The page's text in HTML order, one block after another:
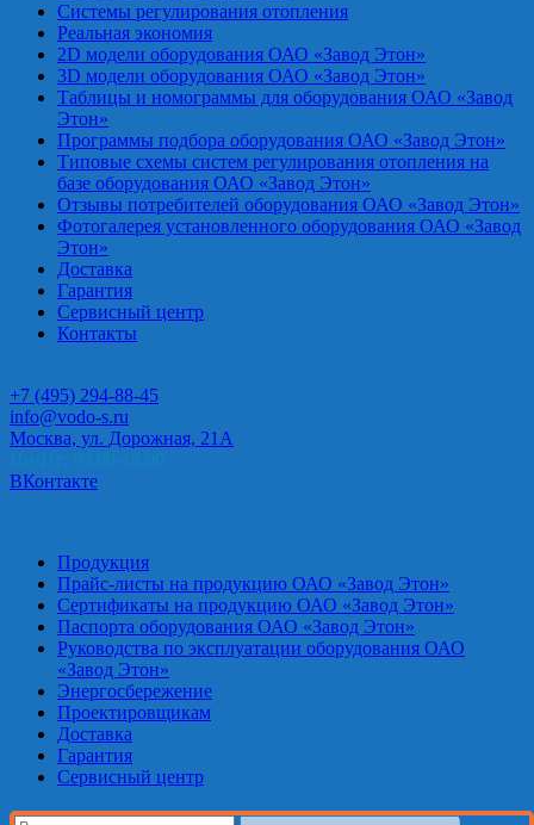
Системы регулирования отопления
Реальная экономия
2D модели оборудования ОАО «Завод Этон»
3D модели оборудования ОАО «Завод Этон»
Таблицы и номограммы для оборудования ОАО «Завод
Этон»
Программы подбора оборудования ОАО «Завод Этон»
Типовые схемы систем регулирования отопления на
базе оборудования ОАО «Завод Этон»
Отзывы потребителей оборудования ОАО «Завод Этон»
Фотогалерея установленного оборудования ОАО «Завод
Этон»
Доставка
Гарантия
Сервисный центр
Контакты
+7 (495) 294-88-45
info@vodo-s.ru
Москва, ул. Дорожная, 21А
ВКонтакте
Продукция
Прайс-листы на продукцию ОАО «Завод Этон»
Сертификаты на продукцию ОАО «Завод Этон»
Паспорта оборудования ОАО «Завод Этон»
Руководства по эксплуатации оборудования ОАО
«Завод Этон»
Энергосбережение
Проектировщикам
Доставка
Гарантия
Сервисный центр